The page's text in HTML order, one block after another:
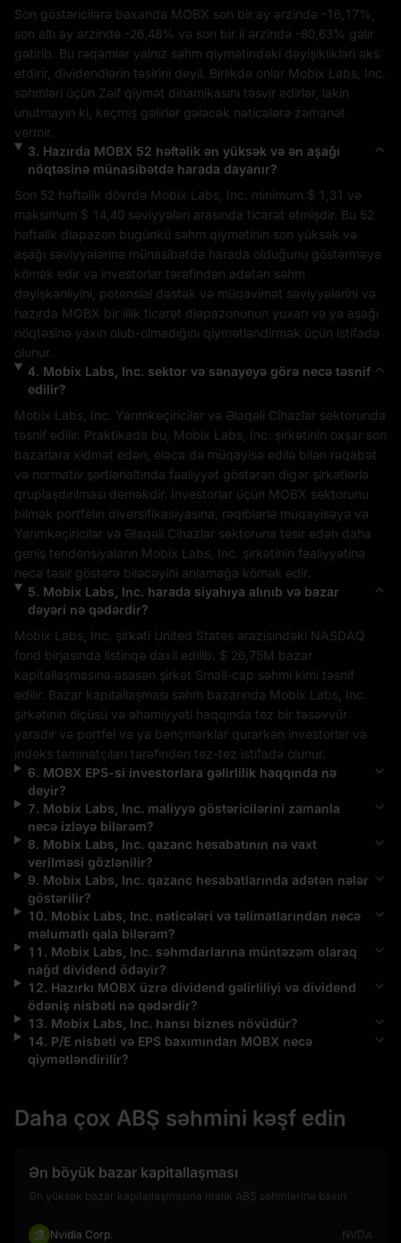
Son göstəricilərə baxanda MOBX son bir ay ərzində -16,17%
son altı ay ərzində -26,48% və son bir il ərzində -80,63% gəlir
gətirib. Bu rəqəmlər yalnız səhm qiymətindəki dəyişiklikləri əks
etdirir, dividendlərin təsirini deyil. Birlikdə onlar Mobix Labs, Inc.
səhmləri üçün Zəif qiymət dinamikasını təsvir edirlər, lakin
unutmayın ki, keçmiş gəlirlər gələcək nəticələrə zəmanət
vermir.
3. Hazırda MOBX 52 həftəlik ən yüksək və ən aşağı
nöqtəsinə münasibətdə harada dayanır?
Son 52 həftəlik dövrdə Mobix Labs, Inc. minimum $ 1,31 və
maksimum $ 14,40 səviyyələri arasında ticarət etmişdir. Bu 52
həftəlik diapazon bugünkü səhm qiymətinin son yüksək və
aşağı səviyyələrinə münasibətdə harada olduğunu göstərməyə
kömək edir və investorlar tərəfindən adətən səhm
dəyişkənliyini, potensial dəstək və müqavimət səviyyələrini və
hazırda MOBX bir illik ticarət diapazonunun yuxarı və ya aşağı
nöqtəsinə yaxın olub-olmadığını qiymətləndirmək üçün istifadə
olunur.
4. Mobix Labs, Inc. sektor və sənayeyə görə necə təsnif
edilir?
Mobix Labs, Inc. Yarımkeçiricilər və Əlaqəli Cihazlar sektorunda
təsnif edilir. Praktikada bu, Mobix Labs, Inc. şirkətinin oxşar son
bazarlara xidmət edən, eləcə də müqayisə edilə bilən rəqabət
və normativ şərtlərialtında fəaliyyət göstərən digər şirkətlərlə
qruplaşdırılması deməkdir. İnvestorlar üçün MOBX sektorunu
Yarımkeçiricilər və Əlaqəli Cihazlar sektoruna təsir edən daha
geniş tendensiyaların Mobix Labs, Inc. şirkətinin fəaliyyətinə
necə təsir göstərə biləcəyini anlamağa kömək edir.
5. Mobix Labs, Inc. harada siyahıya alınıb və bazar
dəyəri nə qədərdir?
Mobix Labs, Inc. şirkəti United States ərazisindəki NASDAQ
fond birjasında listinqə daxil edilib. $ 26,75M bazar
kapitallaşmasına əsasən şirkət Small-cap səhmi kimi təsnif
edilir. Bazar kapitallaşması səhm bazarında Mobix Labs, Inc.
şirkətinin ölçüsü və əhəmiyyəti haqqında tez bir təsəvvür
yaradır və portfel və ya bençmarklar qurarkən investorlar və
indeks təminatçıları tərəfindən tez-tez istifadə olunur.
6. MOBX EPS-si investorlara gəlirlilik haqqında nə
deyir?
7. Mobix Labs, Inc. maliyyə göstəricilərini zamanla
necə izləyə bilərəm?
8. Mobix Labs, Inc. qazanc hesabatının nə vaxt
verilməsi gözlənilir?
9. Mobix Labs, Inc. qazanc hesabatlarında adətən nələr
göstərilir?
10. Mobix Labs, Inc. nəticələri və təlimatlarından necə
məlumatlı qala bilərəm?
11 . Mobix Labs, Inc. səhmdarlarına müntəzəm olaraq
nağd dividend ödəyir?
12. Hazırkı MOBX üzrə dividend gəlirliliyi və dividend
ödəniş nisbəti nə qədərdir?
13. Mobix Labs, Inc. hansı biznes növüdür?
14. P/E nisbəti və EPS baxımından MOBX necə
qiymətləndirilir?
Daha çox ABŞ səhmini kəşf edin
Ən böyük bazar kapitallaşması
Ən yüksək bazar kapitallaşmasına malik ABŞ səhmlərinə baxın
Nvidia Corp. NVDA